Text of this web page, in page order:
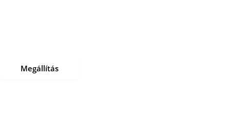
Megállítás